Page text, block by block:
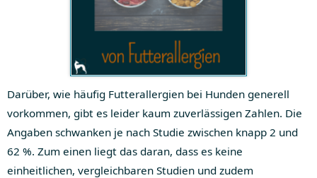
Darüber, wie häufig Futterallergien bei Hunden generell
vorkommen, gibt es leider kaum zuverlässigen Zahlen. Die
Angaben schwanken je nach Studie zwischen knapp 2 und
62 %. Zum einen liegt das daran, dass es keine
einheitlichen, vergleichbaren Studien und zudem